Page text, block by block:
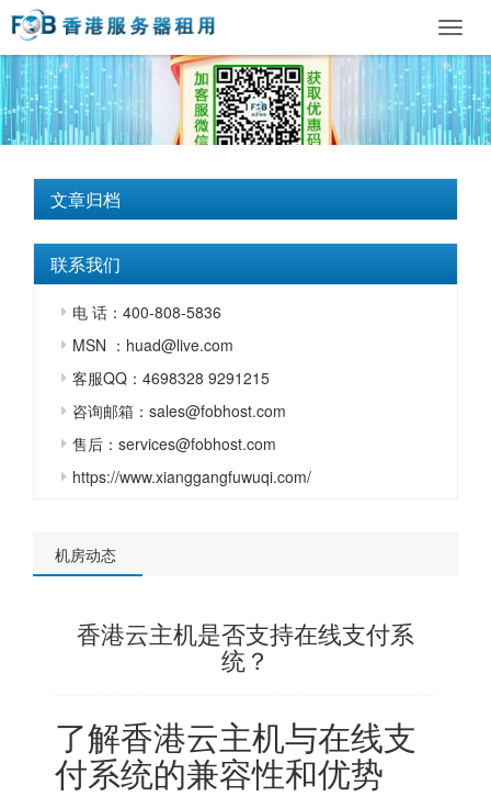
文章归档
联系我们
电 话：400-808-5836
MSN ：huad@live.com
客服QQ：4698328 9291215
咨询邮箱：sales@fobhost.com
售后：services@fobhost.com
https://www.xianggangfuwuqi.com/
机房动态
香港云主机是否支持在线支付系
统？
了解香港云主机与在线支
付系统的兼容性和优势